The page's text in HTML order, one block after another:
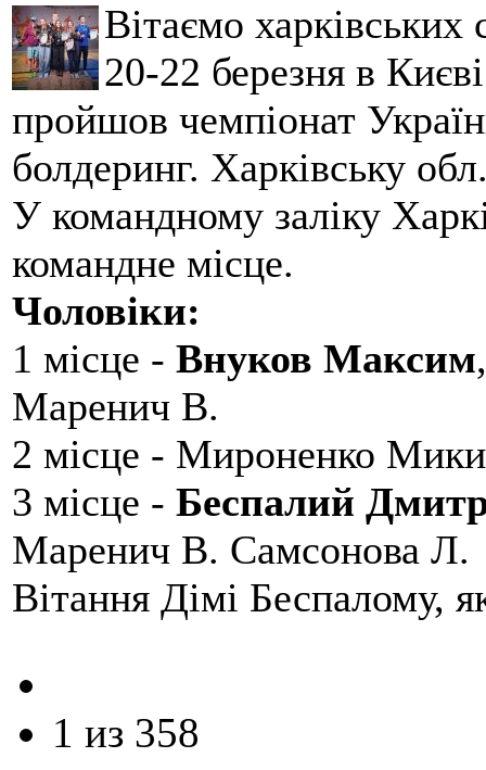
Вітаємо
20-22 березня в
пройшов чемпіонат
болдеринг. Харківську
У командному заліку
командне місце.
Чоловіки:
1 місце - Внуков Максим
Маренич В.
2 місце - Мироненко
3 місце - Беспалий
Маренич В. Самсонова Л.
Вітання Дімі Беспалому,
1 из 358